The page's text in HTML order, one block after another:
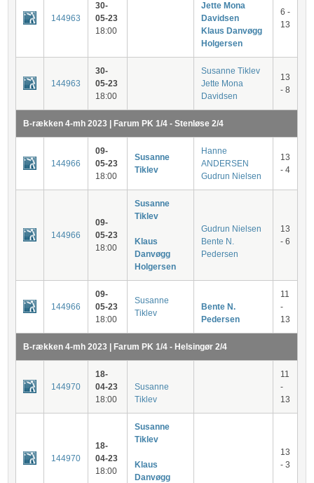
144963
30-
05-23
18:00
Jette Mona
Davidsen
Klaus Danvøgg
Holgersen
6 -
13
144963
30-
05-23
18:00
Susanne Tiklev
Jette Mona
Davidsen
13
- 8
B-rækken 4-mh 2023 | Farum PK 1/4 - Stenløse 2/4
144966
09-
05-23
18:00
Susanne
Tiklev
Hanne
ANDERSEN
Gudrun Nielsen
13
- 4
144966
09-
05-23
18:00
Susanne
Tiklev
Klaus
Danvøgg
Holgersen
Gudrun Nielsen
Bente N.
Pedersen
13
- 6
144966
09-
05-23
18:00
Susanne
Tiklev
Bente N.
Pedersen
11
-
13
B-rækken 4-mh 2023 | Farum PK 1/4 - Helsingør 2/4
144970
18-
04-23
18:00
Susanne
Tiklev
11
-
13
144970
18-
04-23
18:00
Susanne
Tiklev
Klaus
Danvøgg
13
- 3